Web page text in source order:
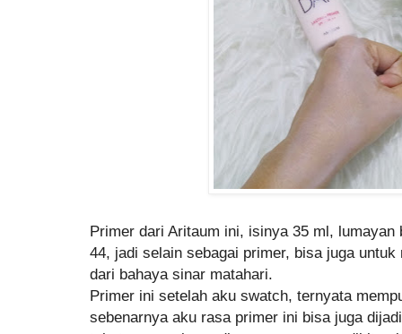
Primer dari Aritaum ini, isinya 35 ml, lumayan
44, jadi selain sebagai primer, bisa juga
dari bahaya sinar matahari.
Primer ini setelah aku swatch, ternyata
sebenarnya aku rasa primer ini bisa juga